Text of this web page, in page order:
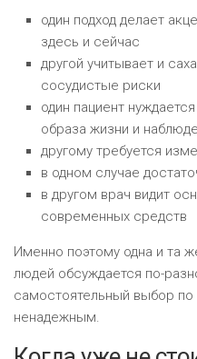
один подход делает
здесь и сейчас
другой учитывает и
сосудистые риски
один пациент
образа жизни и
другому требуется
в одном случае
в другом врач видит
современных средств
Именно поэтому одна и та
людей обсуждается по-
самостоятельный выбор
ненадежным.